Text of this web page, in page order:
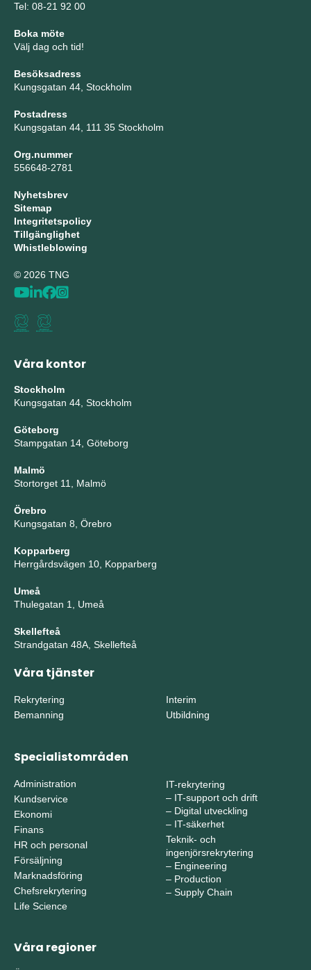
Tel: 08-21 92 00
Boka möte
Välj dag och tid!
Besöksadress
Kungsgatan 44, Stockholm
Postadress
Kungsgatan 44, 111 35 Stockholm
Org.nummer
556648-2781
Nyhetsbrev
Sitemap
Integritetspolicy
Tillgänglighet
Whistleblowing
© 2026 TNG
Våra kontor
Stockholm
Kungsgatan 44, Stockholm
Göteborg
Stampgatan 14, Göteborg
Malmö
Stortorget 11, Malmö
Örebro
Kungsgatan 8, Örebro
Kopparberg
Herrgårdsvägen 10, Kopparberg
Umeå
Thulegatan 1, Umeå
Skellefteå
Strandgatan 48A, Skellefteå
Våra tjänster
Rekrytering
Bemanning
Interim
Utbildning
Specialistområden
Administration
Kundservice
Ekonomi
Finans
HR och personal
Försäljning
Marknadsföring
Chefsrekrytering
Life Science
IT-rekrytering
– IT-support och drift
– Digital utveckling
– IT-säkerhet
Teknik- och
ingenjörsrekrytering
– Engineering
– Production
– Supply Chain
Våra regioner